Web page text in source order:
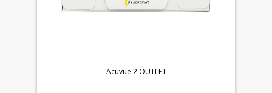
Acuvue 2 OUTLET